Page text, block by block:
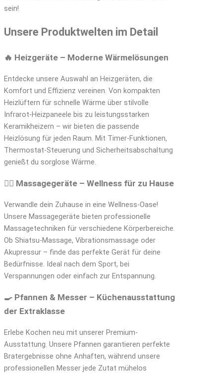
sein!
Unsere Produktwelten im Detail
🔥 Heizgeräte – Moderne Wärmelösungen
Entdecke unsere Auswahl an Heizgeräten, die
Komfort und Effizienz vereinen. Von kompakten
Heizlüftern für schnelle Wärme über stilvolle
Infrarot-Heizpaneele bis zu leistungsstarken
Keramikheizern – wir bieten die passende
Heizlösung für jeden Raum. Mit Timer-Funktionen,
Thermostat-Steuerung und Sicherheitsabschaltung
genießt du sorglose Wärme.
💆‍♂️ Massagegeräte – Wellness für zu Hause
Verwandle dein Zuhause in eine Wellness-Oase!
Unsere Massagegeräte bieten professionelle
Massagetechniken für verschiedene Körperbereiche.
Ob Shiatsu-Massage, Vibrationsmassage oder
Akupressur – finde das perfekte Gerät für deine
Bedürfnisse. Ideal nach dem Sport, bei
Verspannungen oder einfach zur Entspannung.
🍳 Pfannen & Messer – Küchenausstattung
der Extraklasse
Erlebe Kochen neu mit unserer Premium-
Ausstattung. Unsere Pfannen garantieren perfekte
Bratergebnisse ohne Anhaften, während unsere
professionellen Messer jede Zutat mühelos